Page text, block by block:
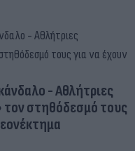
- Aθλήτριες
στηθόδεσμό τους